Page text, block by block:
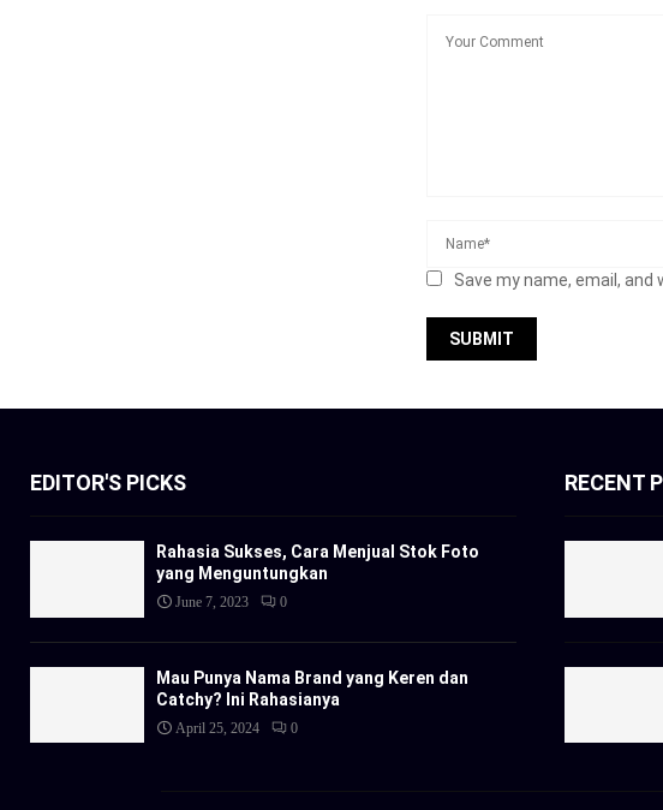
Save my name, email,
EDITOR'S PICKS
Rahasia Sukses, Cara Menjual Stok Foto
yang Menguntungkan
June 7, 2023 0
Mau Punya Nama Brand yang Keren dan
Catchy? Ini Rahasianya
April 25, 2024 0
RECENT